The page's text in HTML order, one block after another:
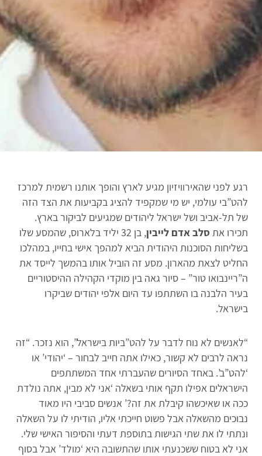
סלב לייבין עם סטודנטים | תמונה באדיבות סלב
לייבין
רגע לפני שהאירוויזיון מגיע לארץ והופך אותנו רשמית למרכז
להט”בי עולמי, יש מי שמקפיד להציג בקביעות את הצד הזה
של תל-אביב ושל ישראל ליהודים שמגיעים לביקור בארץ.
תכירו את סלב אדם לייבין
, בן 32 יליד בלארוס, שהמסע שלו
בשליחות הסוכנות היהודית הביא למהפך אישי בחייו, במהלכו
החליט לצאת מהארון. מסע זה הוביל אותו בהמשך לייסד את
ה”ריינבואו טור” – סיור גאה בין מוקדי הקהילה ההיסטוריים
בעיר הלבנה בו השתתפו עד היום אלפי יהודים שביקרו
בישראל.
“לאנשים לא נוח לדבר על להט”ביות בישראל”, הוא נזכר. “זה
נראה לרבים לא קשור, כאילו אתה חייב לבחור – ‘יהודי’ או
‘להט”ב’. באחד הסיורים שהעברתי אחד המשתתפים
הישראלים אפילו תקף אותי בשאלה ‘אני לא מבין, אתה נולדת
ככה או שאיכשהו קיבלת את זה?’ אנשים סביבי היו מאוד
נבוכים מהשאלה אבל פשוט חייכתי אליו, הודיתי לו על השאלה
ונתתי לו את שתי הגישות בתוספת דעתי והסיפור האישי שלי.
אני לא בטוח ששכנעתי אותו שהתשובה היא ‘מולד’ אבל בסוף